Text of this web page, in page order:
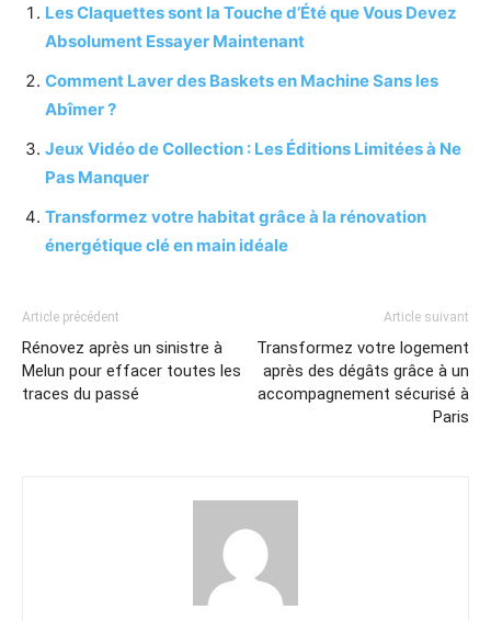
Les Claquettes sont la Touche d’Été que Vous Devez
Absolument Essayer Maintenant
Comment Laver des Baskets en Machine Sans les
Abîmer ?
Jeux Vidéo de Collection : Les Éditions Limitées à Ne
Pas Manquer
Transformez votre habitat grâce à la rénovation
énergétique clé en main idéale
Article précédent
Rénovez après un sinistre à
Melun pour effacer toutes les
traces du passé
Article suivant
Transformez votre logement
après des dégâts grâce à un
accompagnement sécurisé à
Paris